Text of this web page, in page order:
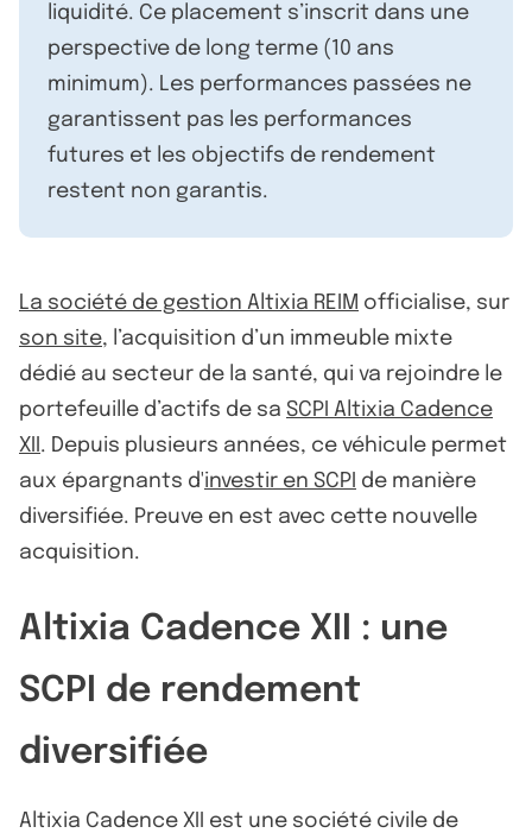
liquidité. Ce placement s’inscrit dans une
perspective de long terme (10 ans
minimum). Les performances passées ne
garantissent pas les performances
futures et les objectifs de rendement
restent non garantis.
La société de gestion Altixia REIM officialise, sur
son site, l’acquisition d’un immeuble mixte
dédié au secteur de la santé, qui va rejoindre le
portefeuille d’actifs de sa SCPI Altixia Cadence
XII . Depuis plusieurs années, ce véhicule permet
aux épargnants d'investir en SCPI de manière
diversifiée. Preuve en est avec cette nouvelle
acquisition.
Altixia Cadence XII : une
SCPI de rendement
diversifiée
Altixia Cadence XII est une société civile de